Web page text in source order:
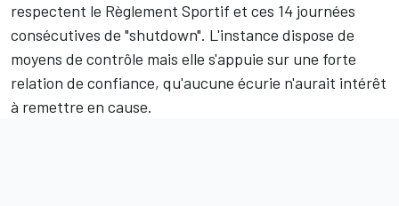
respectent le Règlement Sportif et ces 14 journées
consécutives de "shutdown". L'instance dispose de
moyens de contrôle mais elle s'appuie sur une forte
relation de confiance, qu'aucune écurie n'aurait intérêt
à remettre en cause.